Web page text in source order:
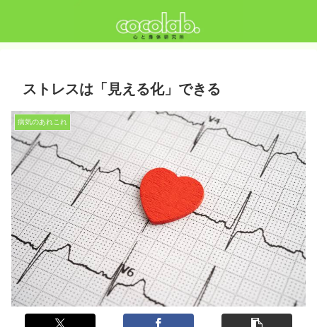
ストレスは「見える化」できる
病気のあれこれ